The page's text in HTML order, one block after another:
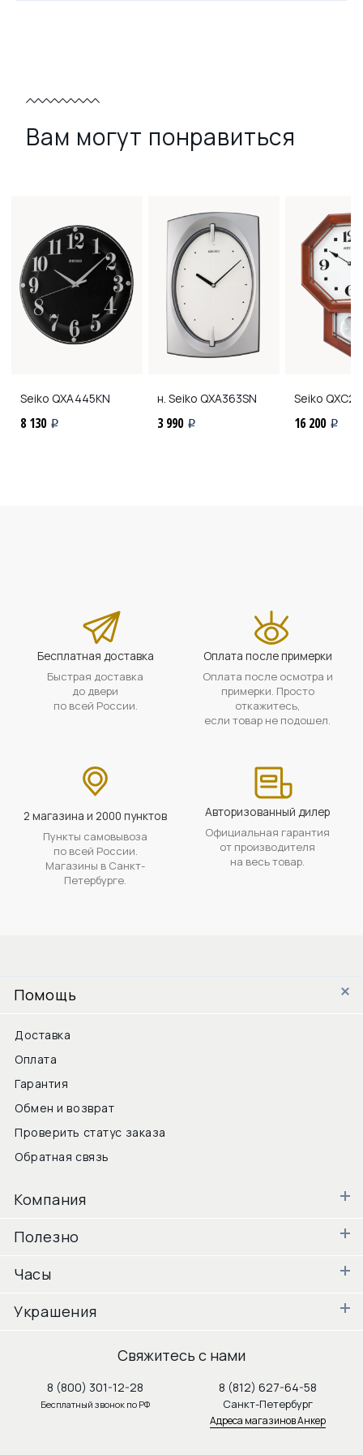
Вам могут понравиться
Seiko QXA445KN
8 130 i
н. Seiko QXA363SN
3 990 i
Seiko
16 200 i
Бесплатная доставка
Быстрая доставка
до двери
по всей России.
Оплата после примерки
Оплата после осмотра и
примерки. Просто
откажитесь,
если товар не подошел.
2 магазина и 2000 пунктов
Пункты самовывоза
по всей России.
Магазины в Санкт-
Петербурге.
Авторизованный дилер
Официальная гарантия
от производителя
на весь товар.
Помощь
Доставка
Оплата
Гарантия
Обмен и возврат
Проверить статус заказа
Обратная связь
Компания
Полезно
Часы
Украшения
Свяжитесь с нами
8 (800) 301-12-28
Бесплатный звонок по РФ
8 (812) 627-64-58
Санкт-Петербург
Адреса магазинов Анкер